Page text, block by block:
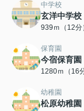
中学校
玄洋中学校
939ｍ（12分
保育園
今宿保育園
1280ｍ（16分
幼稚園
松原幼稚園